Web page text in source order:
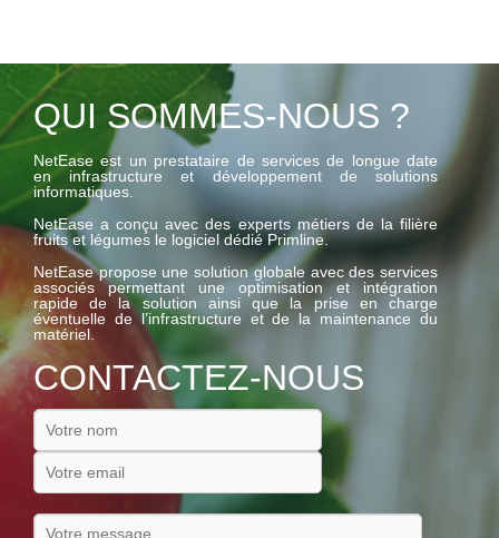
QUI SOMMES-NOUS ?
NetEase est un prestataire de services de longue date
en infrastructure et développement de solutions
informatiques.
NetEase a conçu avec des experts métiers de la filière
fruits et légumes le logiciel dédié Primline.
NetEase propose une solution globale avec des services
associés permettant une optimisation et intégration
rapide de la solution ainsi que la prise en charge
éventuelle de l’infrastructure et de la maintenance du
matériel.
CONTACTEZ-NOUS